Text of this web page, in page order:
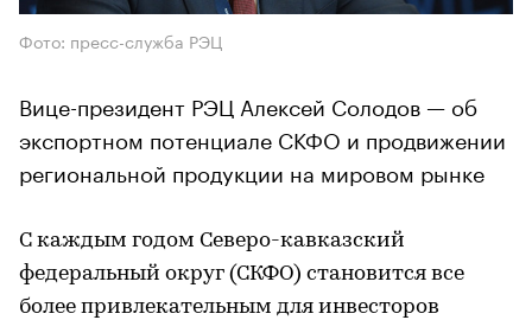
Фото: пресс-служба РЭЦ
Вице-президент РЭЦ Алексей Солодов — об
экспортном потенциале СКФО и продвижении
региональной продукции на мировом рынке
С каждым годом Северо-кавказский
федеральный округ (СКФО) становится все
более привлекательным для инвесторов